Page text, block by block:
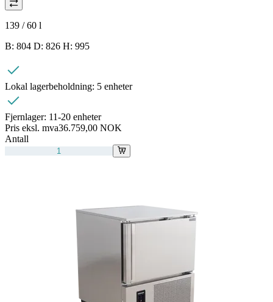
139 / 60 l
B: 804 D: 826 H: 995
Lokal lagerbeholdning: 5 enheter
Fjernlager: 11-20 enheter
Pris eksl. mva36.759,00 NOK
Antall